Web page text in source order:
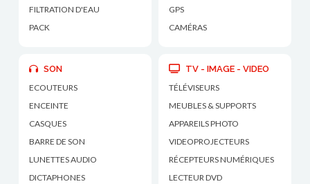
FILTRATION D'EAU
PACK
GPS
CAMÉRAS
SON
ECOUTEURS
ENCEINTE
CASQUES
BARRE DE SON
LUNETTES AUDIO
DICTAPHONES
TV - IMAGE - VIDEO
TÉLÉVISEURS
MEUBLES & SUPPORTS
APPAREILS PHOTO
VIDEOPROJECTEURS
RÉCEPTEURS NUMÉRIQUES
LECTEUR DVD